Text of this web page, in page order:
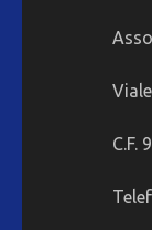
C.F.